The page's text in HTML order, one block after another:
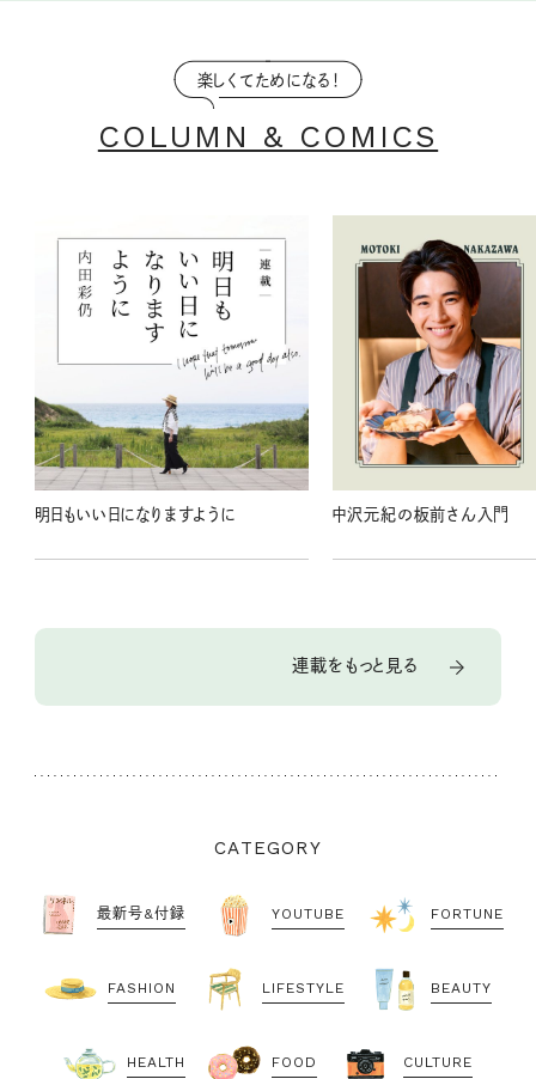
楽しくてためになる！
COLUMN & COMICS
明日もいい日になりますように 中沢元紀の板前さん入門
連載をもっと見る
CATEGORY
最新号&付録 YOUTUBE FORTUNE
FASHION LIFESTYLE BEAUTY
HEALTH FOOD CULTURE